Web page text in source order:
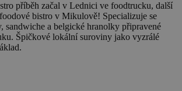
příběh začal v Lednici ve foodtrucku, další
bistro v Mikulově! Specializuje se
sandwiche a belgické hranolky připravené
Špičkové lokální suroviny jako vyzrálé